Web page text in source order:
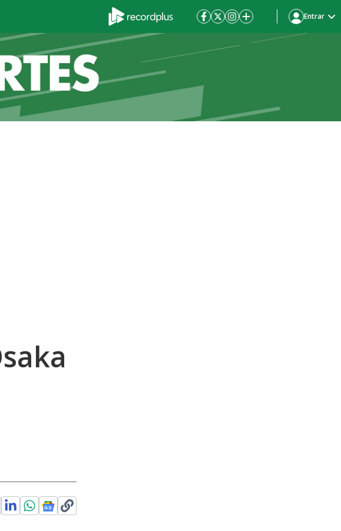
Entrar